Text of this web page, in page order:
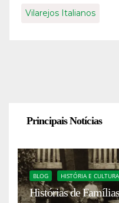
Vilarejos Italianos
Principais Notícias
BLOG HISTÓRIA E CULTURA
Histórias de